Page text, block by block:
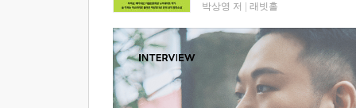
박상영 저 래빗홀